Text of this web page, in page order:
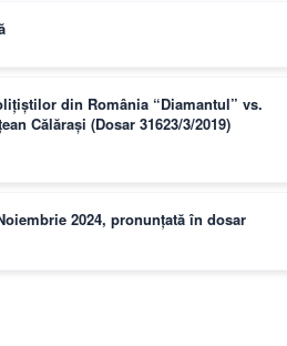
din România “Diamantul” vs.
Călărași (Dosar 31623/3/2019)
2024, pronunțată în dosar